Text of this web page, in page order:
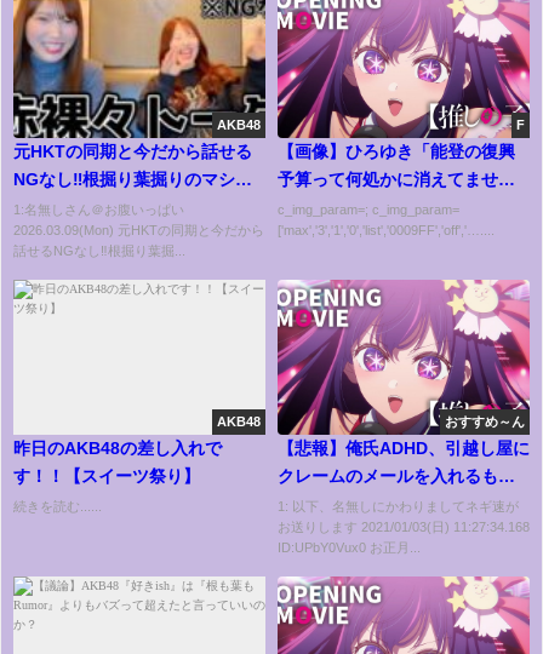
AKB48
元HKTの同期と今だから話せる
NGなし‼️根掘り葉掘りのマシン
ガントーク‼️
1:名無しさん＠お腹いっぱい
2026.03.09(Mon) 元HKTの同期と今だから
話せるNGなし‼️根掘り葉掘...
F
【画像】ひろゆき「能登の復興
予算って何処かに消えてません
か？」
c_img_param=; c_img_param=
['max','3','1','0','list','0009FF','off','…....
AKB48
昨日のAKB48の差し入れで
す！！【スイーツ祭り】
続きを読む......
おすすめ～ん
【悲報】俺氏ADHD、引越し屋に
クレームのメールを入れるも、
全然違う業者にメールしてしま
う・・・・・・・・
1: 以下、名無しにかわりましてネギ速が
お送りします 2021/01/03(日) 11:27:34.168
ID:UPbY0Vux0 お正月...